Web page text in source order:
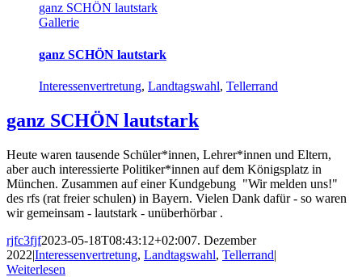
ganz SCHÖN lautstark
Gallerie
ganz SCHÖN lautstark
Interessenvertretung, Landtagswahl, Tellerrand
ganz SCHÖN lautstark
Heute waren tausende Schüler*innen, Lehrer*innen und Eltern,
aber auch interessierte Politiker*innen auf dem Königsplatz in
München. Zusammen auf einer Kundgebung "Wir melden uns!"
des rfs (rat freier schulen) in Bayern. Vielen Dank dafür - so waren
wir gemeinsam - lautstark - unüberhörbar .
rjfc3fjf2023-05-18T08:43:12+02:007. Dezember
2022|Interessenvertretung, Landtagswahl, Tellerrand|
Weiterlesen